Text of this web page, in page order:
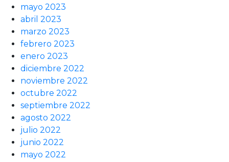
mayo 2023
abril 2023
marzo 2023
febrero 2023
enero 2023
diciembre 2022
noviembre 2022
octubre 2022
septiembre 2022
agosto 2022
julio 2022
junio 2022
mayo 2022